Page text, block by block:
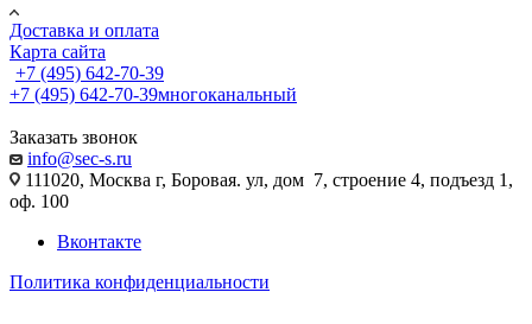
Доставка и оплата
Карта сайта
+7 (495) 642-70-39
+7 (495) 642-70-39многоканальный
Заказать звонок
info@sec-s.ru
111020, Москва г, Боровая. ул, дом 7, строение 4, подъезд 1,
оф. 100
Вконтакте
Политика конфиденциальности